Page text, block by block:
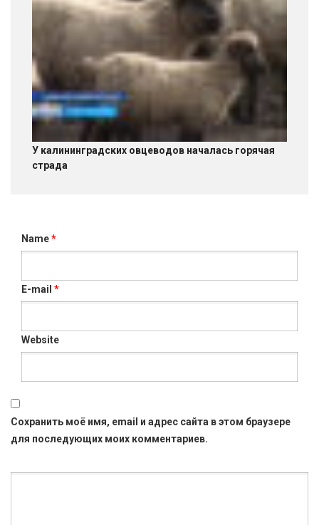
У калининградских овцеводов началась горячая
страда
Name*
E-mail *
Website
Сохранить моё имя, email и адрес сайта в этом браузере
для последующих моих комментариев.